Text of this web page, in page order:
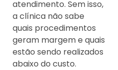
atendimento. Sem isso,
a clínica não sabe
quais procedimentos
geram margem e quais
estão sendo realizados
abaixo do custo.